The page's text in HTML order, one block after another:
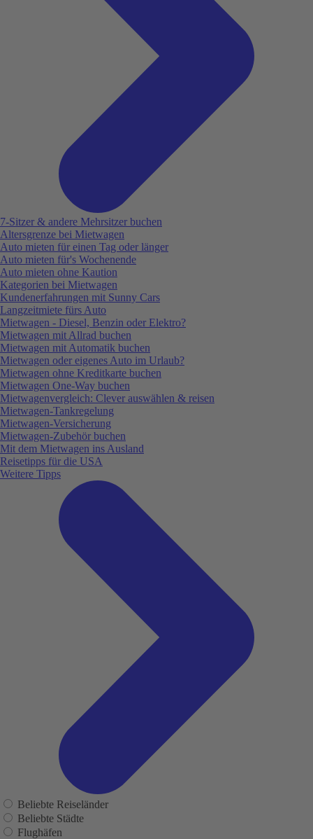
7-Sitzer & andere Mehrsitzer buchen
Altersgrenze bei Mietwagen
Auto mieten für einen Tag oder länger
Auto mieten für's Wochenende
Auto mieten ohne Kaution
Kategorien bei Mietwagen
Kundenerfahrungen mit Sunny Cars
Langzeitmiete fürs Auto
Mietwagen - Diesel, Benzin oder Elektro?
Mietwagen mit Allrad buchen
Mietwagen mit Automatik buchen
Mietwagen oder eigenes Auto im Urlaub?
Mietwagen ohne Kreditkarte buchen
Mietwagen One-Way buchen
Mietwagenvergleich: Clever auswählen & reisen
Mietwagen-Tankregelung
Mietwagen-Versicherung
Mietwagen-Zubehör buchen
Mit dem Mietwagen ins Ausland
Reisetipps für die USA
Weitere Tipps
Beliebte Reiseländer
Beliebte Städte
Flughäfen